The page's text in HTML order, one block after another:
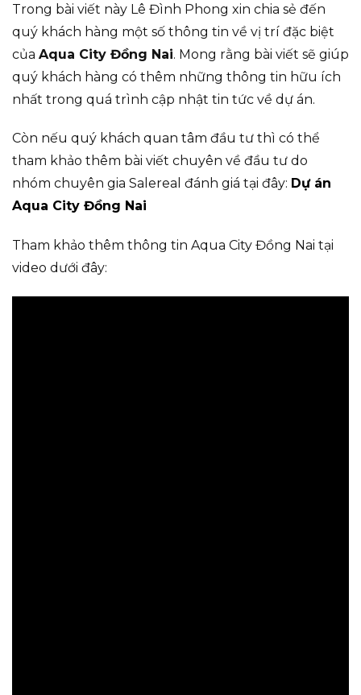
Trong bài viết này Lê Đình Phong xin chia sẻ đến
quý khách hàng một số thông tin về vị trí đặc biệt
của Aqua City Đồng Nai. Mong rằng bài viết sẽ giúp
quý khách hàng có thêm những thông tin hữu ích
nhất trong quá trình cập nhật tin tức về dự án.
Còn nếu quý khách quan tâm đầu tư thì có thể
tham khảo thêm bài viết chuyên về đầu tư do
nhóm chuyên gia Salereal đánh giá tại đây: Dự án
Aqua City Đồng Nai
Tham khảo thêm thông tin Aqua City Đồng Nai tại
video dưới đây: